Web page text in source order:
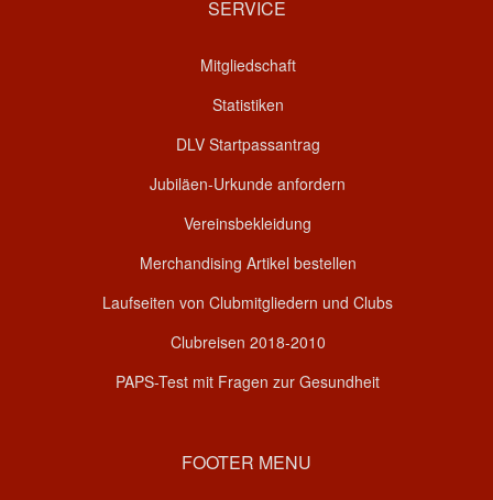
SERVICE
Mitgliedschaft
Statistiken
DLV Startpassantrag
Jubiläen-Urkunde anfordern
Vereinsbekleidung
Merchandising Artikel bestellen
Laufseiten von Clubmitgliedern und Clubs
Clubreisen 2018-2010
PAPS-Test mit Fragen zur Gesundheit
FOOTER MENU